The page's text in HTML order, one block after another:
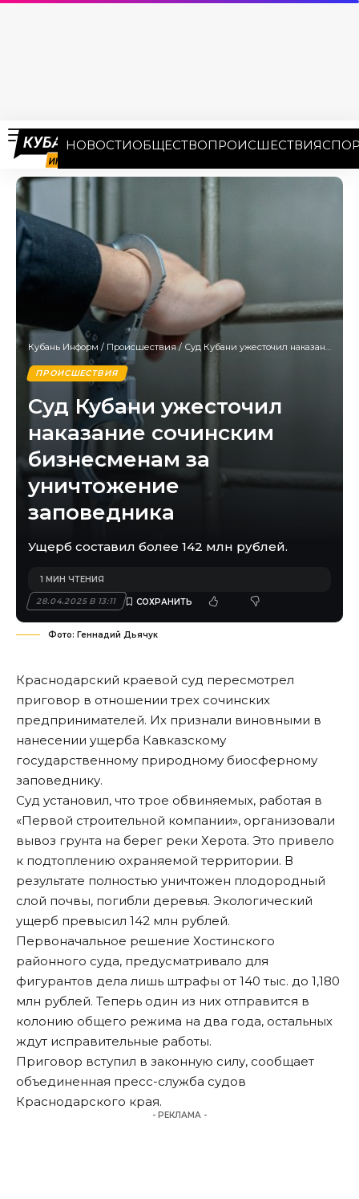
НОВОСТИОБЩЕСТВОПРОИСШЕСТВИЯ
Кубань Информ / Происшествия/ Суд Кубани ужесточил наказание сочинским бизнесменам за уничтожение заповедника
ПРОИСШЕСТВИЯ
Суд Кубани ужесточил
наказание сочинским
бизнесменам за
уничтожение
заповедника
Ущерб составил более 142 млн рублей.
28.04.2025 В 13:11
1 МИН ЧТЕНИЯ
Фото: Геннадий Дьячук
Краснодарский краевой суд пересмотрел
приговор в отношении трех сочинских
предпринимателей. Их признали виновными в
нанесении ущерба Кавказскому
государственному природному биосферному
заповеднику.
Суд установил, что трое обвиняемых, работая в
«Первой строительной компании», организовали
вывоз грунта на берег реки Херота. Это привело
к подтоплению охраняемой территории. В
результате полностью уничтожен плодородный
слой почвы, погибли деревья. Экологический
ущерб превысил 142 млн рублей.
Первоначальное решение Хостинского
районного суда, предусматривало для
фигурантов дела лишь штрафы от 140 тыс. до 1,180
млн рублей. Теперь один из них отправится в
колонию общего режима на два года, остальных
ждут исправительные работы.
Приговор вступил в законную силу, сообщает
объединенная пресс-служба судов
Краснодарского края.
- РЕКЛАМА -